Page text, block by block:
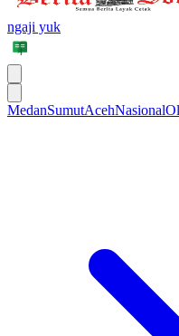
ngaji yuk
MedanSumutAcehNasional